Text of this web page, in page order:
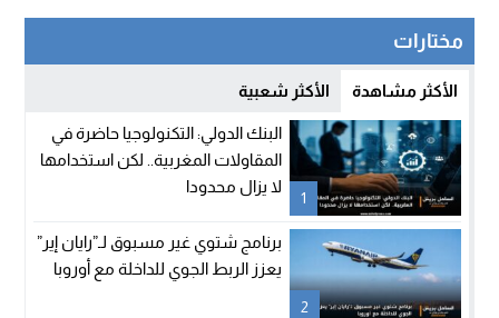
مختارات
الأكثر مشاهدة الأكثر شعبية
1
البنك الدولي: التكنولوجيا حاضرة في
المقاولات المغربية.. لكن استخدامها
لا يزال محدودا
2
برنامج شتوي غير مسبوق لـ”رايان إير”
يعزز الربط الجوي للداخلة مع أوروبا